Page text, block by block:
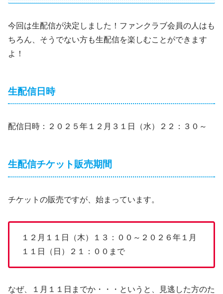
今回は生配信が決定しました！ファンクラブ会員の人はも
ちろん、そうでない方も生配信を楽しむことができます
よ！
生配信日時
配信日時：２０２５年１２月３１日（水）２２：３０～
生配信チケット販売期間
チケットの販売ですが、始まっています。
１２月１１日（木）１３：００～２０２６年１月
１１日（日）２１：００まで
なぜ、１月１１日までか・・・というと、見逃した方のた